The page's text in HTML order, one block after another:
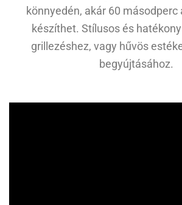
könnyedén, akár 60
készíthet. Stílusos és
grillezéshez, vagy hűvös
begyújtásához.